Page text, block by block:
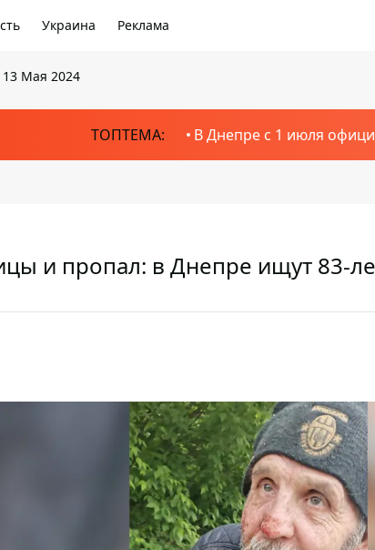
Украина Реклама
13 Мая 2024
ТОПТЕМА: В Днепре с 1 июля
и пропал: в Днепре ищут 83-